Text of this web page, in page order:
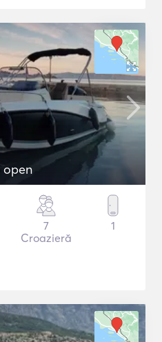
open
7
Croazieră
1